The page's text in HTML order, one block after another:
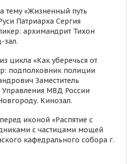
тему «Жизненный путь
Патриарха Сергия
архимандрит Тихон
зал.
цикла «Как уберечься от
подполковник полиции
Заместитель
МВД России
Кинозал.
иконой «Распятие с
с частицами мощей
кафедрального собора г.